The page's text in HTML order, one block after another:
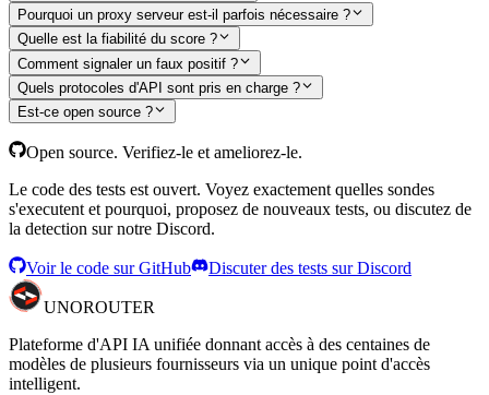
Pourquoi un proxy serveur est-il parfois nécessaire ?
Quelle est la fiabilité du score ?
Comment signaler un faux positif ?
Quels protocoles d'API sont pris en charge ?
Est-ce open source ?
Open source. Verifiez-le et ameliorez-le.
Le code des tests est ouvert. Voyez exactement quelles sondes
s'executent et pourquoi, proposez de nouveaux tests, ou discutez de
la detection sur notre Discord.
Voir le code sur GitHub Discuter des tests sur Discord
UNOROUTER
Plateforme d'API IA unifiée donnant accès à des centaines de
modèles de plusieurs fournisseurs via un unique point d'accès
intelligent.